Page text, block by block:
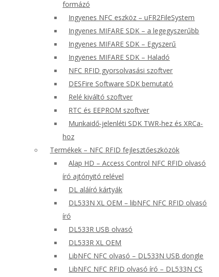
formázó
Ingyenes NFC eszköz – uFR2FileSystem
Ingyenes MIFARE SDK – a legegyszerűbb
Ingyenes MIFARE SDK – Egyszerű
Ingyenes MIFARE SDK – Haladó
NFC RFID gyorsolvasási szoftver
DESFire Software SDK bemutató
Relé kiváltó szoftver
RTC és EEPROM szoftver
Munkaidő-jelenléti SDK TWR-hez és XRCa-
hoz
Termékek – NFC RFID fejlesztőeszközök
Alap HD – Access Control NFC RFID olvasó
író ajtónyitó relével
DL aláíró kártyák
DL533N XL OEM – libNFC NFC RFID olvasó
író
DL533R USB olvasó
DL533R XL OEM
LibNFC NFC olvasó – DL533N USB dongle
LibNFC NFC RFID olvasó író – DL533N CS